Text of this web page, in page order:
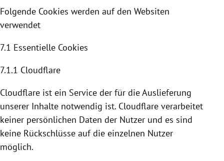
Folgende Cookies werden auf den Websiten
verwendet
7.1 Essentielle Cookies
7.1.1 Cloudflare
Cloudflare ist ein Service der für die Auslieferung
unserer Inhalte notwendig ist. Cloudflare verarbeitet
keiner persönlichen Daten der Nutzer und es sind
keine Rückschlüsse auf die einzelnen Nutzer
möglich.